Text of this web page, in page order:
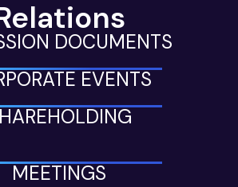
DOCUMENTS
EVENTS
MEETINGS